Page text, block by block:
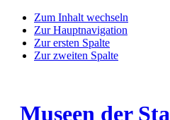
Zum Inhalt wechseln
Zur Hauptnavigation
Zur ersten Spalte
Zur zweiten Spalte
Museen der